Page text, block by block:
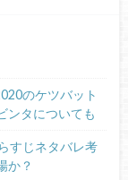
のケツバット
ンタについても
すじネタバレ考
か？